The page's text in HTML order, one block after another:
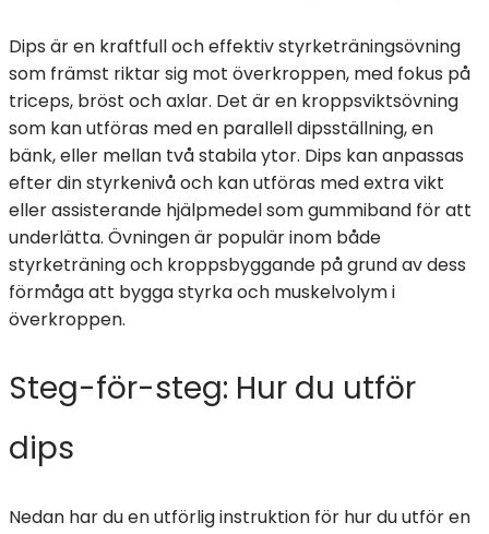
Dips är en kraftfull och effektiv styrketräningsövning
som främst riktar sig mot överkroppen, med fokus på
triceps, bröst och axlar. Det är en kroppsviktsövning
som kan utföras med en parallell dipsställning, en
bänk, eller mellan två stabila ytor. Dips kan anpassas
efter din styrkenivå och kan utföras med extra vikt
eller assisterande hjälpmedel som gummiband för att
underlätta. Övningen är populär inom både
styrketräning och kroppsbyggande på grund av dess
förmåga att bygga styrka och muskelvolym i
överkroppen.
Steg-för-steg: Hur du utför
dips
Nedan har du en utförlig instruktion för hur du utför en